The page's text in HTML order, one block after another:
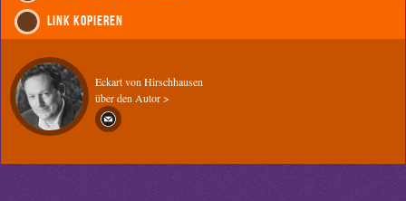
Link kopieren
Eckart von Hirschhausen
über den Autor >